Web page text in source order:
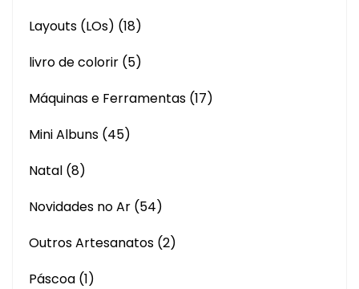
Layouts (LOs) (18)
livro de colorir (5)
Máquinas e Ferramentas (17)
Mini Albuns (45)
Natal (8)
Novidades no Ar (54)
Outros Artesanatos (2)
Páscoa (1)